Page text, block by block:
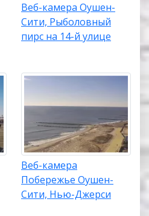
Веб-камера Оушен-
Сити, Рыболовный
пирс на 14-й улице
Веб-камера
Побережье Оушен-
Сити, Нью-Джерси